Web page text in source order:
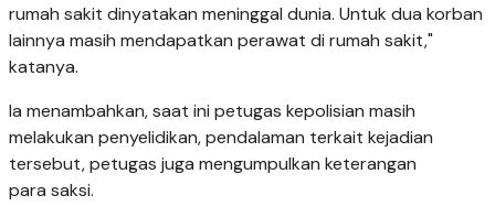
rumah sakit dinyatakan meninggal dunia. Untuk dua korban
lainnya masih mendapatkan perawat di rumah sakit,"
katanya.
Ia menambahkan, saat ini petugas kepolisian masih
melakukan penyelidikan, pendalaman terkait kejadian
tersebut, petugas juga mengumpulkan keterangan
para saksi.